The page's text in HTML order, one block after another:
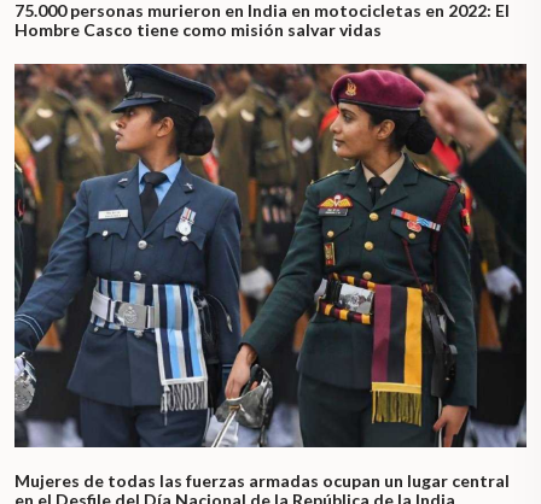
75.000 personas murieron en India en motocicletas en 2022: El
Hombre Casco tiene como misión salvar vidas
Mujeres de todas las fuerzas armadas ocupan un lugar central